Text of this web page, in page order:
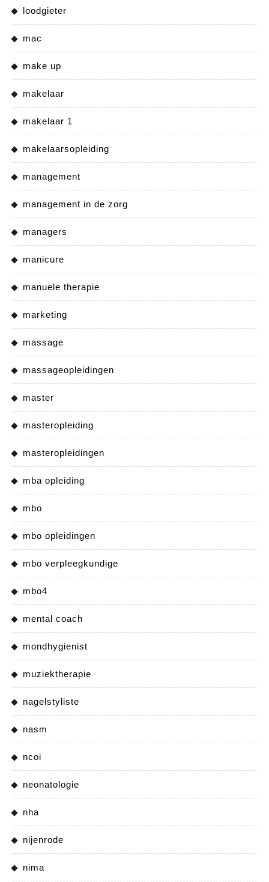
loodgieter
mac
make up
makelaar
makelaar 1
makelaarsopleiding
management
management in de zorg
managers
manicure
manuele therapie
marketing
massage
massageopleidingen
master
masteropleiding
masteropleidingen
mba opleiding
mbo
mbo opleidingen
mbo verpleegkundige
mbo4
mental coach
mondhygienist
muziektherapie
nagelstyliste
nasm
ncoi
neonatologie
nha
nijenrode
nima